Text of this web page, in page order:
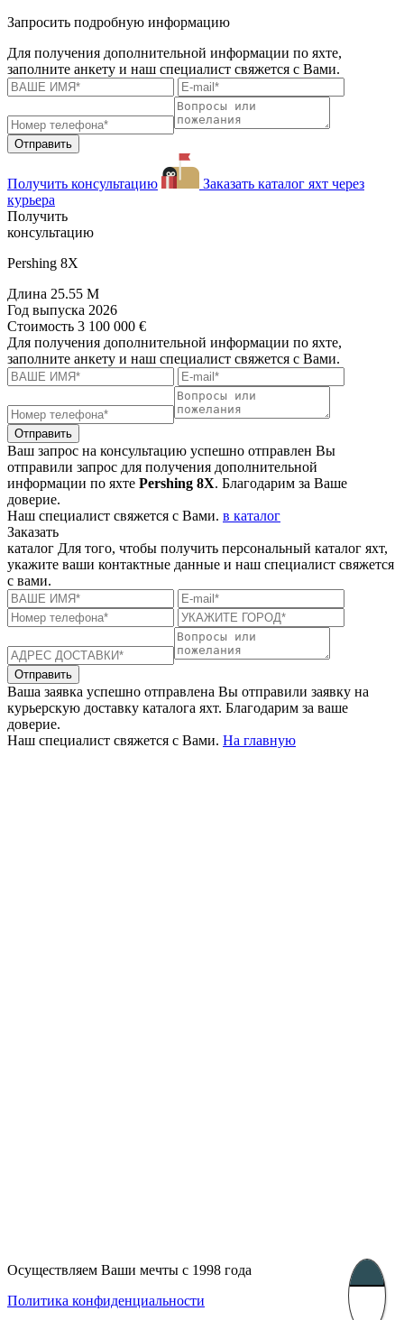
Запросить подробную информацию
Для получения дополнительной информации по яхте,
заполните анкету и наш специалист свяжется с Вами.
Отправить
Получить консультацию
Заказать каталог яхт через
курьера
Получить
консультацию
Pershing 8X
Длина 25.55 M
Год выпуска 2026
Стоимость 3 100 000 €
Для получения дополнительной информации по яхте,
заполните анкету и наш специалист свяжется с Вами.
Отправить
Ваш запрос на консультацию успешно отправлен Вы
отправили запрос для получения дополнительной
информации по яхте Pershing 8X. Благодарим за Ваше
доверие.
Наш специалист свяжется с Вами. в каталог
Заказать
каталог Для того, чтобы получить персональный каталог яхт,
укажите ваши контактные данные и наш специалист свяжется
с вами.
Отправить
Ваша заявка успешно отправлена Вы отправили заявку на
курьерскую доставку каталога яхт. Благодарим за ваше
доверие.
Наш специалист свяжется с Вами. На главную
Осуществляем Ваши мечты с 1998 года
Политика конфиденциальности